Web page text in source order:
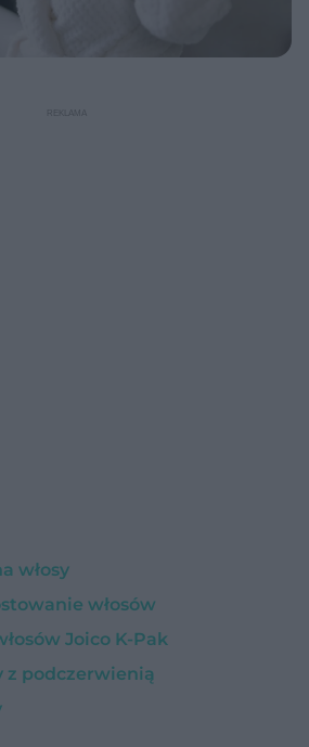
włosy
włosów
Joico K-Pak
z podczerwienią